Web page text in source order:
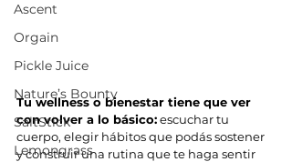
Ascent
Orgain
Pickle Juice
Nature’s Bounty
SaltStick
Lemongrass
Tu wellness o bienestar tiene que ver
con volver a lo básico: escuchar tu
cuerpo, elegir hábitos que podás sostener
y construir una rutina que te haga sentir